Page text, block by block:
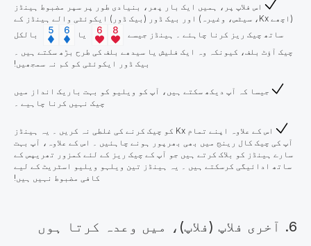
اس فلاپ پر، ہمیں ایک بار پھر، بنیادی طور پر سپر مضبوط ہینڈز
(اچھے Kx، سیٹس، وغیرہ) اور بیک ڈور (بیک ڈور) ایکوئٹی والے ہینڈز کے
ساتھ چیک ریز کرنا چاہئے ۔ ہینڈز جیسے
یا
بالکل
چیک آؤٹ بلف، کیونکہ وہ ایک فلیش یا سیدھے بلف کی طرح بڑھ سکتے ہیں ۔
بیک ڈور ایکوئٹی کو کم نہ سمجھیں!
جیسا کہ آپ دیکھ سکتے ہیں، آپ کو ویلیو کو بہت باریک انداز میں
چیک نہیں کرنا چاہیے ۔
اس کے علاوہ اپنے تمام Kx کو چیک کرنے کی غلطی نہ کریں ۔ یہ ہینڈز
آپ کی چیک کال رینج میں بھی بھرپور ہونے چاہئیں ۔ اس کے علاوہ، آپ بہت
سارے ہینڈز کو بلاک کرتے ہیں جو آپ کے چیک ریز کے لئے کمزور تھریپس کے
ساتھ ادائیگی کرسکتے ہیں ۔ یہ ہینڈز تین ویلہو ویلیو اسٹریٹ کے لیے
کافی مضبوط نہیں ہیں!
6. آخری فلاپ (فلاپ)، میں وعدہ کرتا ہوں